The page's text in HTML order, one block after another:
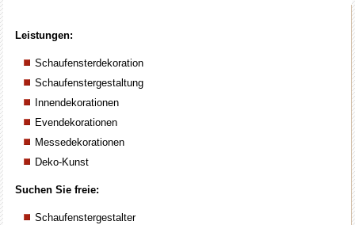
Leistungen:
Schaufensterdekoration
Schaufenstergestaltung
Innendekorationen
Evendekorationen
Messedekorationen
Deko-Kunst
Suchen Sie freie:
Schaufenstergestalter